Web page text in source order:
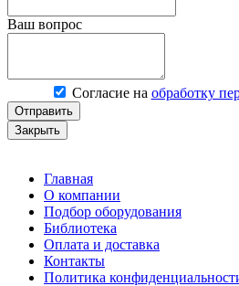
Ваш вопрос
Согласие на обработку
Отправить
Закрыть
Главная
О компании
Подбор оборудования
Библиотека
Оплата и доставка
Контакты
Политика